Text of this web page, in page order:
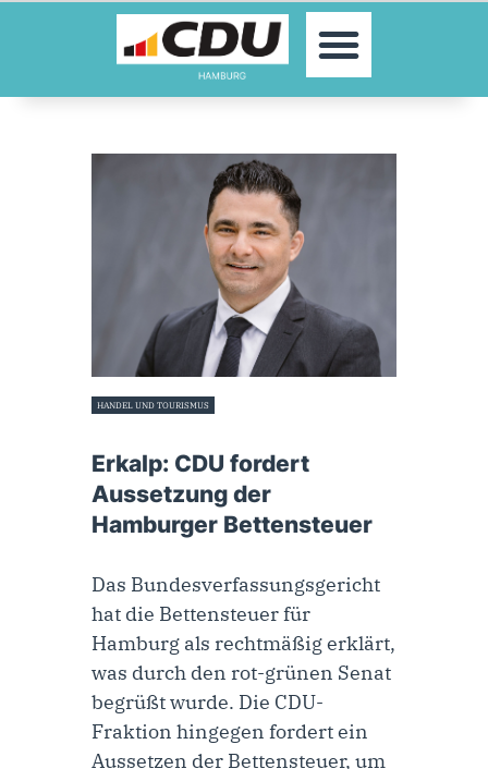
MOIN!
AKTUELLES
PARLAMENTE
MITGLIED WERDEN!
HANDEL UND TOURISMUS
Erkalp: CDU fordert
Aussetzung der
Hamburger Bettensteuer
Das Bundesverfassungsgericht
hat die Bettensteuer für
Hamburg als rechtmäßig erklärt,
was durch den rot-grünen Senat
begrüßt wurde. Die CDU-
Fraktion hingegen fordert ein
Aussetzen der Bettensteuer, um